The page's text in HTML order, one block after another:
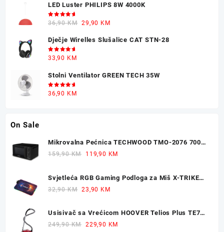
LED Luster PHILIPS 8W 4000K
Ocjenjeno
5.00 od 5
36,90KM Original
was:
29,90 KMCurrent
is:
Dječje Wirelles Slušalice CAT STN-28
Ocjenjeno
5.00 od 5
33,90 KM
Stolni Ventilator GREEN TECH 35W
Ocjenjeno
5.00 od 5
36,90 KM
On Sale
Mikrovalna Pećnica TECHWOOD TMO-2076 700W
20L
159,90KM
Original
was:
119,90 KM
is:
Svjetleća RGB Gaming Podloga za Miš X-TRIKE
77x30cm
32,90KM Original
was:
23,90 KMCurrent
Usisivač sa Vrećicom HOOVER Telios Plus TE70
700W
249,90KM Original
229,90 KM